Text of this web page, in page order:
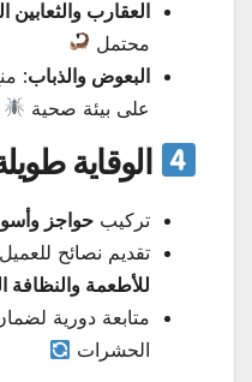
العقارب والثعابين
محتمل
البعوض والذباب:
على بيئة صحية
الوقاية
تركيب حواجز
تقديم نصائح
للأطعمة والنظافة
متابعة دورية
الحشرات